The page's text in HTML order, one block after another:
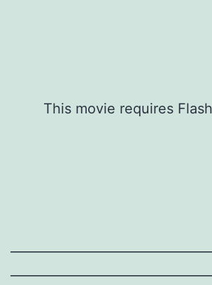
This movie requires